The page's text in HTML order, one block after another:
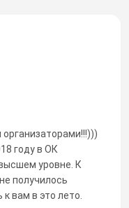
году в ОК
уровне. К
получилось
вам в это лето.